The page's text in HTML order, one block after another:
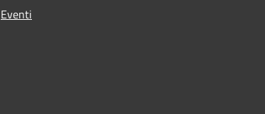
Eventi